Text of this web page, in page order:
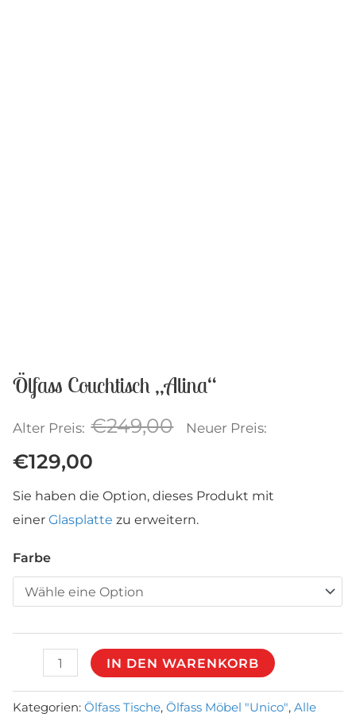
Ölfass Couchtisch „Alina“
Alter Preis: €249,00 Ursprünglicher
war:
€249,00
Neuer Preis:
€129,00
Preis
ist:
Sie haben die Option, dieses Produkt mit
einerGlasplatte zu erweitern.
Farbe
„Alina“
IN DEN WARENKORB
Kategorien:Ölfass Tische,Ölfass Möbel "Unico",Alle